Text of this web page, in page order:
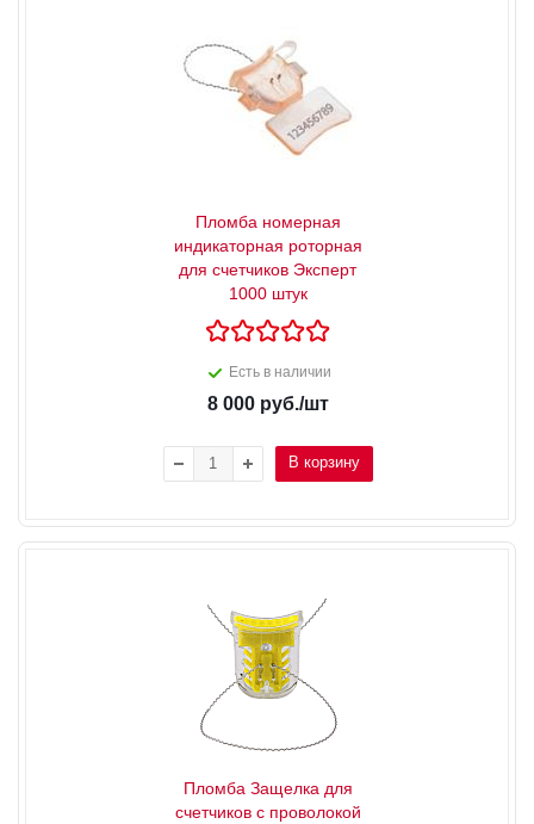
Пломба номерная
индикаторная роторная
для счетчиков Эксперт
1000 штук
Есть в наличии
8 000руб./шт
В корзину
Пломба Защелка для
счетчиков с проволокой